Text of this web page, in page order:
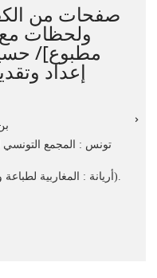
صفحات من
ولحظات
مطبوع]/
إعداد
تونس : المجمع التونسي
(أريانة : المغاربية لطباعة وإشهار الكتاب).